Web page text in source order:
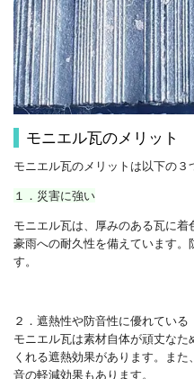
モニエル瓦のメリット
モニエル瓦のメリットは以下の３
１．災害に強い
モニエル瓦は、厚みのある瓦に
豪雨への耐久性を備えています。
す。
２．遮熱性や防音性に優れている
モニエル瓦は素材自体が頑丈な
くれる遮熱効果があります。ま
音の軽減効果もあります。